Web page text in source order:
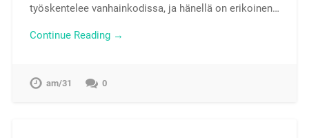
työskentelee vanhainkodissa, ja hänellä on erikoinen…
Continue Reading →
am/31 0